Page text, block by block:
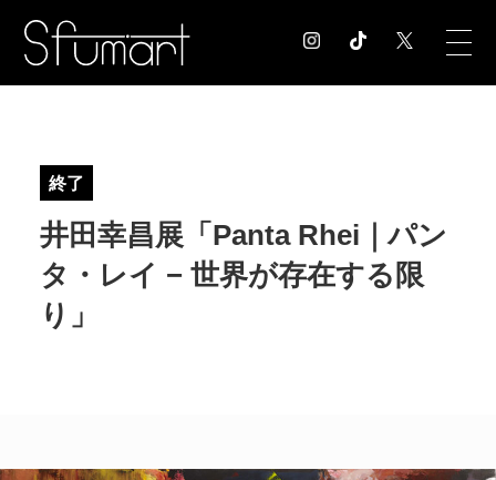
EXHIBITION 展覧会情報
MUSEUM 美術館情報
終了
井田幸昌展「Panta Rhei｜パン
タ・レイ − 世界が存在する限
り」